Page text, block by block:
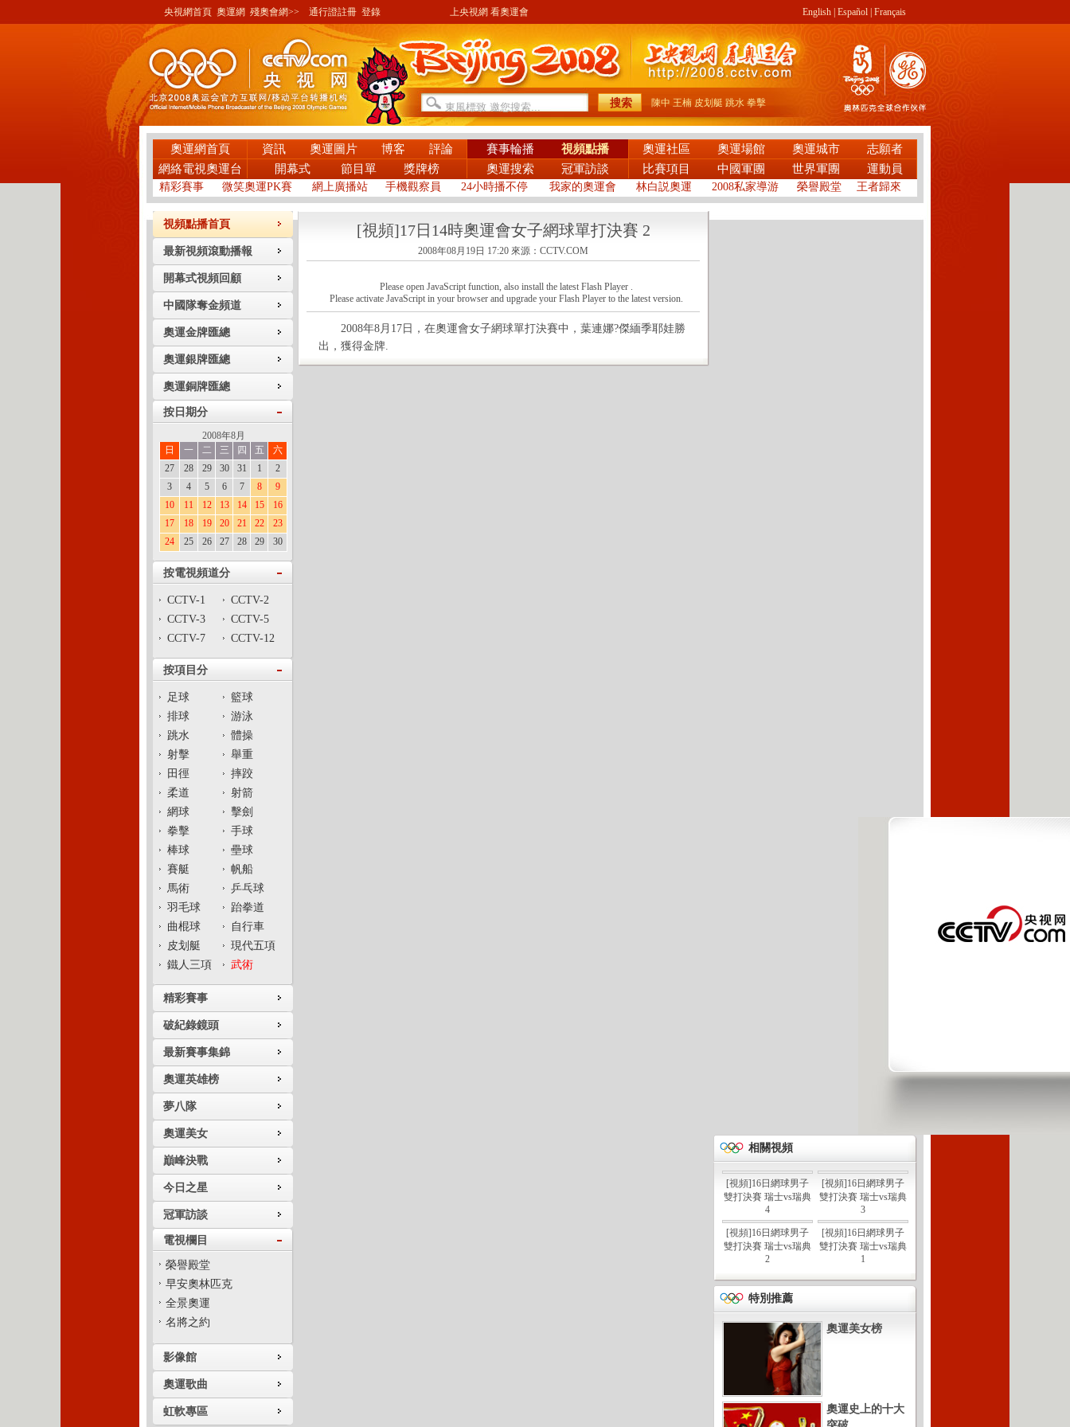
央視網首頁 奧運網 殘奧會網>> 通行證註冊 登錄 上央視網 看奧運會 English Español Français
陳中 王楠 皮划艇 跳水 拳擊
奧運網首頁 資訊 奧運圖片 博客 評論 賽事輪播 視頻點播 奧運社區 奧運場館 奧運城市
志願者
網絡電視奧運台
開幕式 節目單 獎牌榜 奧運搜索 冠軍訪談 比賽項目 中國軍團 世界軍團 運動員
精彩賽事 微笑奧運PK賽 網上廣播站 手機觀察員 24小時播不停 我家的奧運會 林白説奧運 2008私家導游 榮譽殿堂 王者歸來
視頻點播首頁
最新視頻滾動播報
開幕式視頻回顧
中國隊奪金頻道
奧運金牌匯總
奧運銀牌匯總
奧運銅牌匯總
按日期分
2008年8月
日
一 二 三 四 五
六
27
28 29 30 31 1
2
3
4 5 6 7 8
9
10
11 12 13 14 15
16
17
18 19 20 21 22
23
24
25 26 27 28 29 30
按電視頻道分
CCTV-1
CCTV-2
CCTV-3
CCTV-5
CCTV-7
CCTV-12
按項目分
足球
籃球
排球
游泳
跳水
體操
射擊
舉重
田徑
摔跤
柔道
射箭
網球
擊劍
拳擊
手球
棒球
壘球
賽艇
帆船
馬術
乒乓球
羽毛球
跆拳道
曲棍球
自行車
皮划艇
現代五項
鐵人三項
武術
精彩賽事
破紀錄鏡頭
最新賽事集錦
奧運英雄榜
夢八隊
奧運美女
巔峰決戰
今日之星
冠軍訪談
電視欄目
榮譽殿堂
早安奧林匹克
全景奧運
名將之約
影像館
奧運歌曲
虹軟專區
[視頻]17日14時奧運會女子網球單打決賽 2
2008年08月19日 17:20 來源：CCTV.COM
Please open JavaScript function, also install the latest Flash Player .
Please activate JavaScript in your browser and upgrade your Flash Player to the latest version.
2008年8月17日，在奧運會女子網球單打決賽中，葉連娜?傑緬季耶娃勝
出，獲得金牌.
相關視頻
[視頻]16日網球男子
雙打決賽 瑞士vs瑞典
4
[視頻]16日網球男子
雙打決賽 瑞士vs瑞典
3
[視頻]16日網球男子
雙打決賽 瑞士vs瑞典
2
[視頻]16日網球男子
雙打決賽 瑞士vs瑞典
1
特別推薦
奧運美女榜
奧運史上的十大